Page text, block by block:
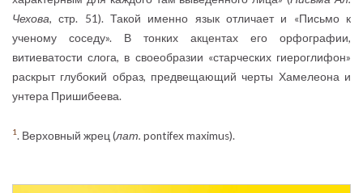
Чехова, стр. 51). Такой именно язык отличает и «Письмо к
ученому соседу». В тонких акцентах его орфографии,
витиеватости слога, в своеобразии «старческих гиероглифон»
раскрыт глубокий образ, предвещающий черты Хамелеона и
унтера Пришибеева.
1. Верховный жрец (лат. pontifex maximus).